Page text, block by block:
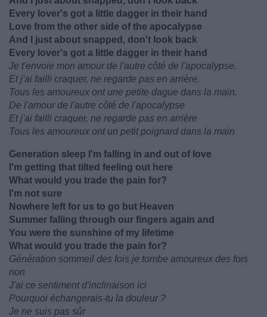
Every lover's got a little dagger in their hand
Love from the other side of the apocalypse
And I just about snapped, don't look back
Every lover's got a little dagger in their hand
Je t'envoie mon amour de l'autre côté de l'apocalypse.
Et j'ai failli craquer, ne regarde pas en arrière.
Tous les amoureux ont une petite dague dans la main.
De l'amour de l'autre côté de l'apocalypse
Et j'ai failli craquer, ne regarde pas en arrière
Tous les amoureux ont un petit poignard dans la main
Generation sleep I'm falling in and out of love
I'm getting that tilted feeling out here
What would you trade the pain for?
I'm not sure
Nowhere left for us to go but Heaven
Summer falling through our fingers again and
You were the sunshine of my lifetime
What would you trade the pain for?
Génération sommeil des fois je tombe amoureux des fois
non
J'ai ce sentiment d'inclinaison ici
Pourquoi échangerais-tu la douleur ?
Je ne suis pas sûr